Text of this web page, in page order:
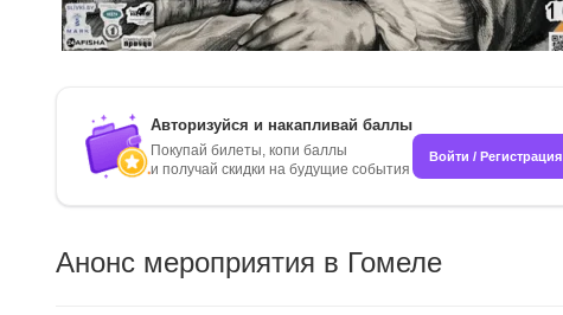
Авторизуйся и накапливай баллы
Покупай билеты, копи баллы
и получай скидки на будущие события
Войти / Регистрация
Анонс мероприятия в Гомеле